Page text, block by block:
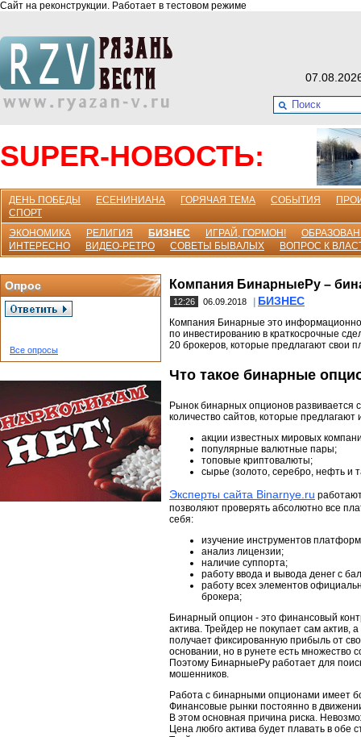
Сайт на реконструкции. Работает в тестовом режиме
SUPER-НОВОСТЬ:
ДЕНЬ ПОБЕДЫ ЕСЕНИНИАНА ГОРЯЧАЯ ТЕМА СОБЫТИЯ
СПОРТ
ЭКОНОМИКА
РЕЛИГИЯ БИЗНЕС ИГРАЙ, ГОРМОН!
ИНТЕРЕСНО
ВИДЕО-РЕТРО СОВЕТЫ БЫВАЛЫХ ВОПРОС К
Опрос
Все опросы
Компания БинарныеРу –
12:26 06.09.2018 БИЗНЕС
Компания Бинарные это
по инвестированию в краткосрочные
20 брокеров, которые предлагают свои
Что такое бинарные
Рынок бинарных опционов развивается
количество сайтов, которые
акции известных мировых
популярные валютные пары;
топовые криптовалюты;
сырье (золото, серебро, нефть и
Эксперты сайта Binarnye.ru
позволяют проверять абсолютно все
себя:
изучение инструментов
анализ лицензии;
наличие суппорта;
работу ввода и вывода денег с
работу всех элементов
брокера;
Бинарный опцион - это финансовый
актива. Трейдер не покупает сам актив,
получает фиксированную прибыль от
основании, но в рунете есть
Поэтому БинарныеРу работает для
мошенников.
Работа с бинарными опционами имеет
Финансовые рынки постоянно в
В этом основная причина риска.
Цена любго актива будет плавать в обе